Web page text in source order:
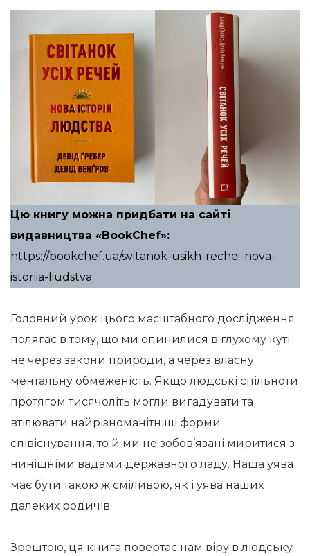
Цю книгу можна придбати на сайті
видавництва «BookChef»:
https://bookchef.ua/svitanok-usikh-rechei-nova-
istoriia-liudstva
Головний урок цього масштабного дослідження
полягає в тому, що ми опинилися в глухому куті
не через закони природи, а через власну
ментальну обмеженість. Якщо людські спільноти
протягом тисячоліть могли вигадувати та
втілювати найрізноманітніші форми
співіснування, то й ми не зобов’язані миритися з
нинішніми вадами державного ладу. Наша уява
має бути такою ж сміливою, як і уява наших
далеких родичів.
Зрештою, ця книга повертає нам віру в людську